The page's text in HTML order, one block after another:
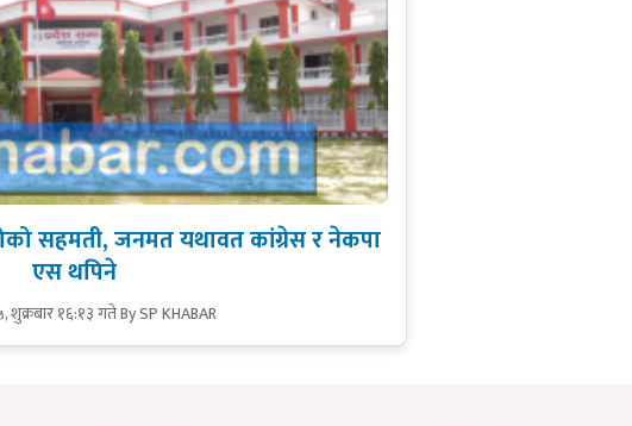
सहमती, जनमत यथावत कांग्रेस र नेकपा
एस थपिने
शुक्रबार १६:१३ गतेBy SP KHABAR